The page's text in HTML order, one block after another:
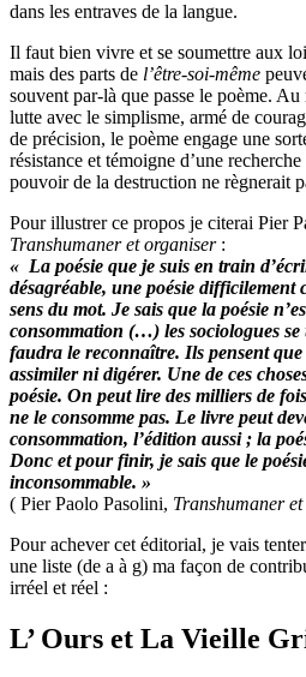
dans les entraves de la langue.
Il faut bien vivre et se soumettre aux
mais des parts de l’être-soi-même
souvent par-là que passe le poème.
lutte avec le simplisme, armé de
de précision, le poème engage une
résistance et témoigne d’une
pouvoir de la destruction ne règnerait
Pour illustrer ce propos je citerai Pier
Transhumaner et organiser:
« La poésie que je suis en train
désagréable, une poésie difficilement
sens du mot. Je sais que la poésie
consommation (…) les sociologues
faudra le reconnaître. Ils pensent que
assimiler ni digérer. Une de ces
poésie. On peut lire des milliers de
ne le consomme pas. Le livre peut
consommation, l’édition aussi ; la
Donc et pour finir, je sais que le
inconsommable. »
( Pier Paolo Pasolini, Transhumaner
Pour achever cet éditorial, je vais
une liste (de a à g) ma façon de
irréel et réel :
L’ Ours et La Vieille